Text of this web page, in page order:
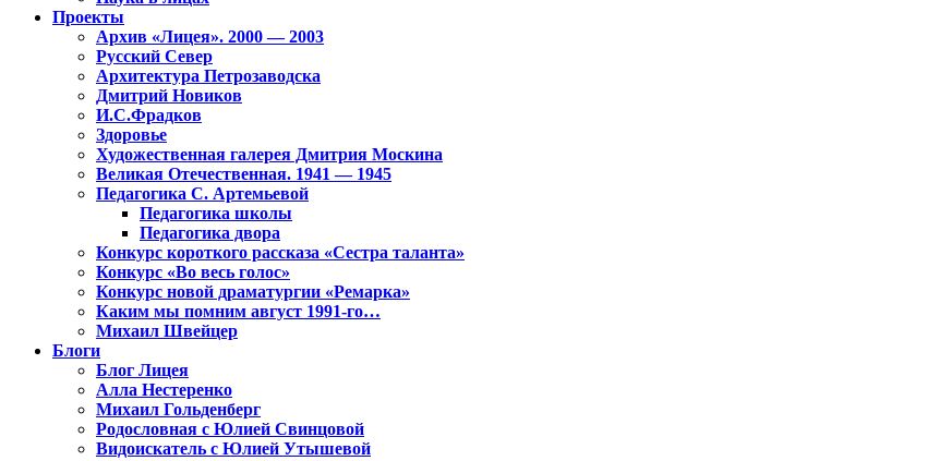
Проекты
Архив «Лицея». 2000 — 2003
Русский Север
Архитектура Петрозаводска
Дмитрий Новиков
И.С.Фрадков
Здоровье
Художественная галерея Дмитрия Москина
Великая Отечественная. 1941 — 1945
Педагогика С. Артемьевой
Педагогика школы
Педагогика двора
Конкурс короткого рассказа «Сестра таланта»
Конкурс «Во весь голос»
Конкурс новой драматургии «Ремарка»
Каким мы помним август 1991-го…
Михаил Швейцер
Блоги
Блог Лицея
Алла Нестеренко
Михаил Гольденберг
Родословная с Юлией Свинцовой
Видоискатель с Юлией Утышевой